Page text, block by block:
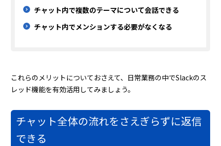
チャット内で複数のテーマについて会話できる
チャット内でメンションする必要がなくなる
これらのメリットについておさえて、日常業務の中でSlackのス
レッド機能を有効活用してみましょう。
チャット全体の流れをさえぎらずに返信
できる